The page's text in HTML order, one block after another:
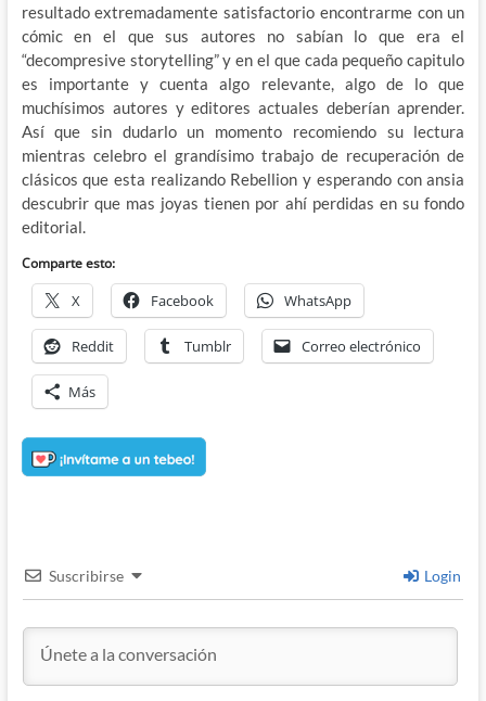
resultado extremadamente satisfactorio encontrarme con un
cómic en el que sus autores no sabían lo que era el
“decompresive storytelling” y en el que cada pequeño capitulo
es importante y cuenta algo relevante, algo de lo que
muchísimos autores y editores actuales deberían aprender.
Así que sin dudarlo un momento recomiendo su lectura
mientras celebro el grandísimo trabajo de recuperación de
clásicos que esta realizando Rebellion y esperando con ansia
descubrir que mas joyas tienen por ahí perdidas en su fondo
editorial.
Comparte esto:
X Facebook WhatsApp
Reddit Tumblr Correo electrónico
Más
Suscribirse Login